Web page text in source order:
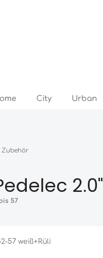
City Urban
Zubehör
0 von 5 Sternen 2.0"
57